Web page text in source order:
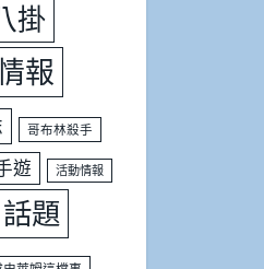
掛
報
哥布林殺手
遊 活動情報
話題